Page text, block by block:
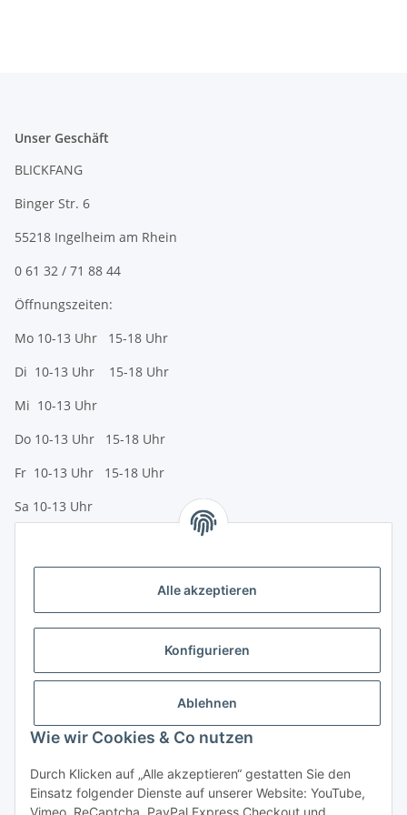
Alle akzeptieren
Konfigurieren
Ablehnen
Wie wir Cookies & Co nutzen
Durch Klicken auf „Alle akzeptieren“ gestatten Sie den
Einsatz folgender Dienste auf unserer Website: YouTube,
Vimeo, ReCaptcha, PayPal Express Checkout und
Unser Geschäft
BLICKFANG
Binger Str. 6
55218 Ingelheim am Rhein
0 61 32 / 71 88 44
Öffnungszeiten:
Mo 10-13 Uhr 15-18 Uhr
Di 10-13 Uhr 15-18 Uhr
Mi 10-13 Uhr
Do 10-13 Uhr 15-18 Uhr
Fr 10-13 Uhr 15-18 Uhr
Sa 10-13 Uhr
Vorkasse (per Bank-Überweisung)
Sofortüberweisung
Rechnungskauf
Gesetzliche Informationen